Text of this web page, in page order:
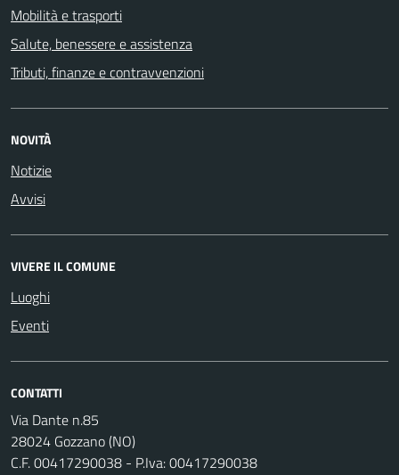
Mobilità e trasporti
Salute, benessere e assistenza
Tributi, finanze e contravvenzioni
NOVITÀ
Notizie
Avvisi
VIVERE IL COMUNE
Luoghi
Eventi
CONTATTI
Via Dante n.85
28024 Gozzano (NO)
C.F. 00417290038 - P.Iva: 00417290038